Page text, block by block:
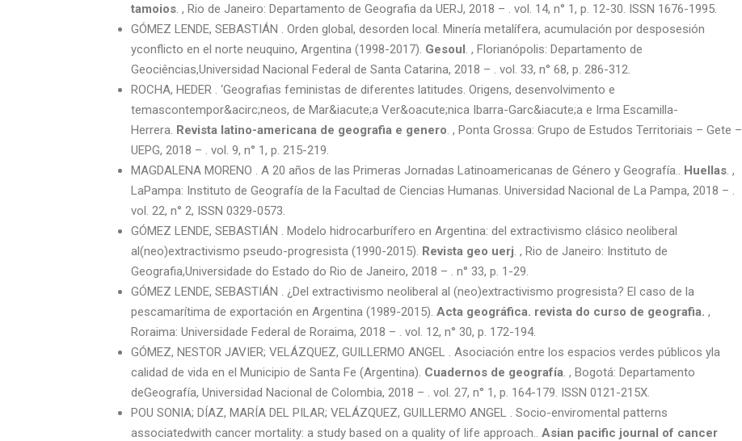
tamoios. , Rio de Janeiro: Departamento de Geografia da UERJ, 2018 – . vol. 14, n° 1, p. 12-30. ISSN 1676-1995.
GÓMEZ LENDE, SEBASTIÁN . Orden global, desorden local. Minería metalífera, acumulación por desposesión
yconflicto en el norte neuquino, Argentina (1998-2017). Gesoul. , Florianópolis: Departamento de
Geociências,Universidad Nacional Federal de Santa Catarina, 2018 – . vol. 33, n° 68, p. 286-312.
ROCHA, HEDER . ‘Geografias feministas de diferentes latitudes. Origens, desenvolvimento e
temascontempor&acirc;neos, de Mar&iacute;a Ver&oacute;nica Ibarra-Garc&iacute;a e Irma Escamilla-
Herrera. Revista latino-americana de geografia e genero. , Ponta Grossa: Grupo de Estudos Territoriais – Gete –
UEPG, 2018 – . vol. 9, n° 1, p. 215-219.
MAGDALENA MORENO . A 20 años de las Primeras Jornadas Latinoamericanas de Género y Geografía.. Huellas. ,
LaPampa: Instituto de Geografía de la Facultad de Ciencias Humanas. Universidad Nacional de La Pampa, 2018 – .
vol. 22, n° 2, ISSN 0329-0573.
GÓMEZ LENDE, SEBASTIÁN . Modelo hidrocarburífero en Argentina: del extractivismo clásico neoliberal
al(neo)extractivismo pseudo-progresista (1990-2015). Revista geo uerj. , Rio de Janeiro: Instituto de
Geografia,Universidade do Estado do Rio de Janeiro, 2018 – . n° 33, p. 1-29.
GÓMEZ LENDE, SEBASTIÁN . ¿Del extractivismo neoliberal al (neo)extractivismo progresista? El caso de la
pescamarítima de exportación en Argentina (1989-2015). Acta geográfica. revista do curso de geografia. ,
Roraima: Universidade Federal de Roraima, 2018 – . vol. 12, n° 30, p. 172-194.
GÓMEZ, NESTOR JAVIER; VELÁZQUEZ, GUILLERMO ANGEL . Asociación entre los espacios verdes públicos yla
calidad de vida en el Municipio de Santa Fe (Argentina). Cuadernos de geografía. , Bogotá: Departamento
deGeografía, Universidad Nacional de Colombia, 2018 – . vol. 27, n° 1, p. 164-179. ISSN 0121-215X.
POU SONIA; DÍAZ, MARÍA DEL PILAR; VELÁZQUEZ, GUILLERMO ANGEL . Socio-enviromental patterns
associatedwith cancer mortality: a study based on a quality of life approach.. Asian pacific journal of cancer